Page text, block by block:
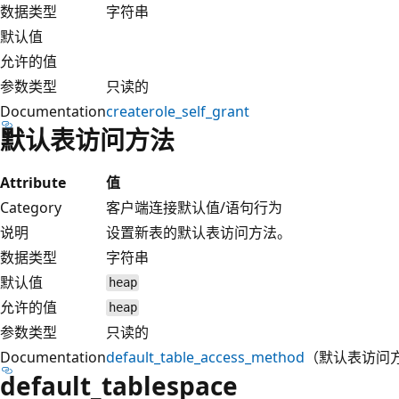
数据类型
字符串
默认值
允许的值
参数类型
只读的
Documentationcreaterole_self_grant
默认表访问方法
Attribute
值
Category
客户端连接默认值/语句行为
说明
设置新表的默认表访问方法。
数据类型
字符串
默认值
heap
允许的值 heap
参数类型
只读的
Documentationdefault_table_access_method （默认表访问
default_tablespace